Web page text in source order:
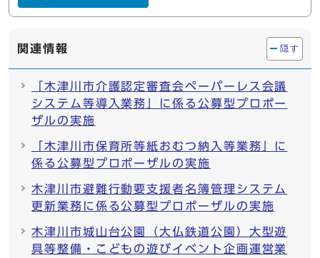
関連情報 隠す
「木津川市介護認定審査会ペーパーレス会議
システム等導入業務」に係る公募型プロポー
ザルの実施
「木津川市保育所等紙おむつ納入等業務」に
係る公募型プロポーザルの実施
木津川市避難行動要支援者名簿管理システム
更新業務に係る公募型プロポーザルの実施
木津川市城山台公園（大仏鉄道公園）大型遊
具等整備・こどもの遊びイベント企画運営業